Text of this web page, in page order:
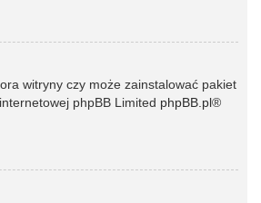
witryny czy może zainstalować pakiet
phpBB Limited phpBB.pl®